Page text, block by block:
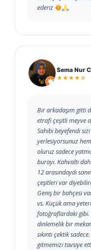
ederiz
Sema Nur
★★★★☆
Bir arkadaşım gitti
etrafi çeşitli meyve
Sahibi beyefendi
yerlesiyorsunuz
oluruz sadece
burayı. Kahvaltı
12 arasındaydı
çeşitleri var
Geniş bir bahçesi
vs. Küçük ama
fotoğraflardaki gibi.
dinlemelik bir
sıkıntı çektik
gitmemizi tavsiye